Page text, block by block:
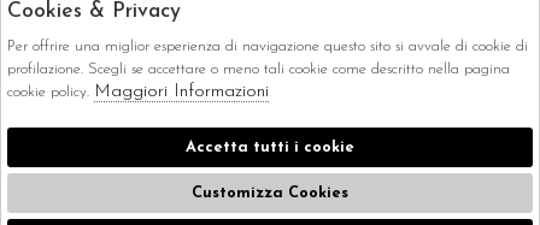
CORRIERI
Cookies & Privacy
Per offrire una miglior esperienza di navigazione questo sito si avvale di cookie di
profilazione. Scegli se accettare o meno tali cookie come descritto nella pagina
cookie policy. Maggiori Informazioni
Accetta tutti i cookie
Customizza Cookies